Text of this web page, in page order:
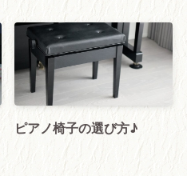
ピアノ椅子の選び方♪